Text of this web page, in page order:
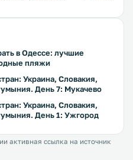
в Одессе: лучшие
пляжи
Украина, Словакия,
День 7: Мукачево
Украина, Словакия,
День 1: Ужгород
активная ссылка на источник